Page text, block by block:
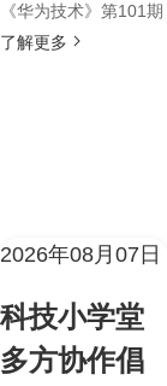
《华为技术》第101期
了解更多
2026年08月07日
科技小学堂
多方协作倡